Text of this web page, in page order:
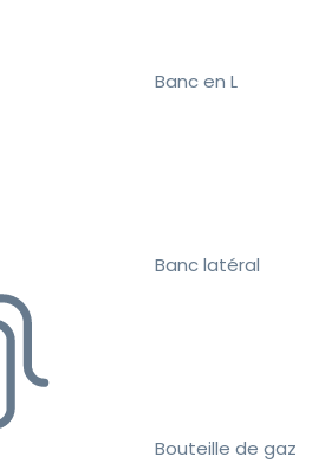
Banc en L
Banc latéral
Bouteille de gaz